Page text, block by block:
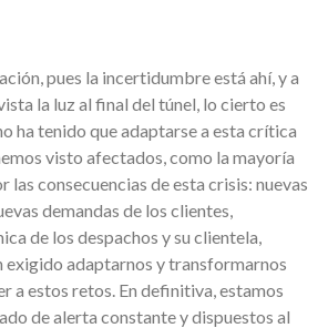
pues la incertidumbre está ahí, y a
la luz al final del túnel, lo cierto es
ha tenido que adaptarse a esta crítica
visto afectados, como la mayoría
las consecuencias de esta crisis: nuevas
demandas de los clientes,
de los despachos y su clientela,
exigido adaptarnos y transformarnos
a estos retos. En definitiva, estamos
de alerta constante y dispuestos al